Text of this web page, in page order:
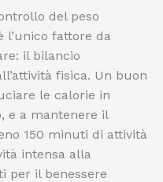
del peso
fattore da
il bilancio
fisica. Un buon
le calorie in
e a mantenere il
150 minuti di attività
intensa alla
per il benessere